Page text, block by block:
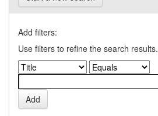
Add filters:
Use filters to refine the search results.